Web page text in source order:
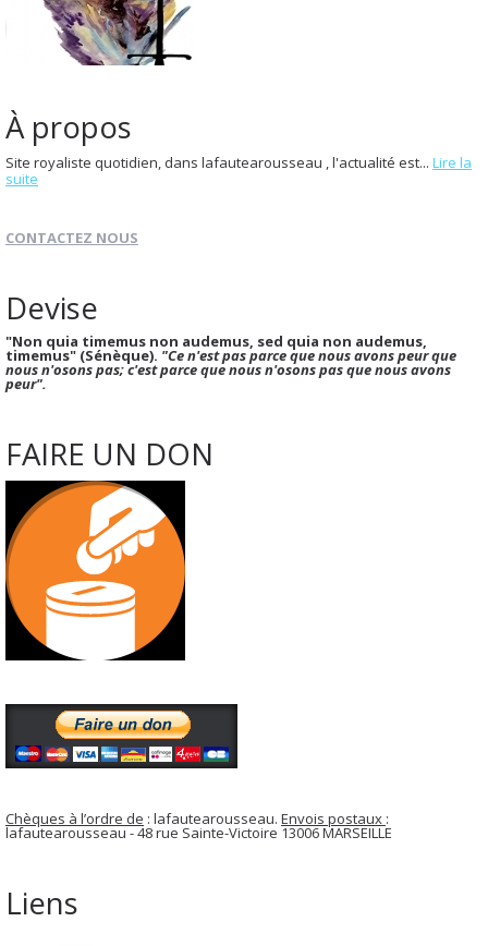
À propos
Site royaliste quotidien, dans lafautearousseau , l'actualité est... Lire la
suite
CONTACTEZ NOUS
Devise
"Non quia timemus non audemus, sed quia non audemus,
timemus" (Sénèque). "Ce n'est pas parce que nous avons peur que
nous n'osons pas; c'est parce que nous n'osons pas que nous avons
peur".
FAIRE UN DON
Chèques à l’ordre de : lafautearousseau. Envois postaux :
lafautearousseau - 48 rue Sainte-Victoire 13006 MARSEILLE
Liens